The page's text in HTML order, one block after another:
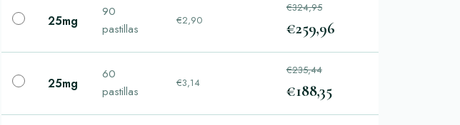
25mg
90
pastillas
€2,90
€324,95
€259,96
25mg
60
pastillas
€3,14
€235,44
€188,35